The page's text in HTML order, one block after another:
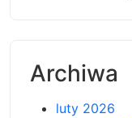
Archiwa
luty 2026